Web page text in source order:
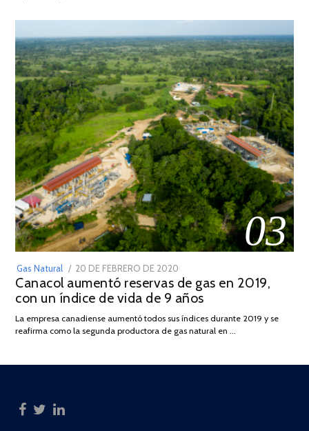
03
Gas Natural
POSTED
ON
20 DE FEBRERO DE 2020
DE
JULIO
2025
Canacol aumentó reservas de gas en 2019,
con un índice de vida de 9 años
La empresa canadiense aumentó todos sus índices durante 2019 y se
reafirma como la segunda productora de gas natural en …